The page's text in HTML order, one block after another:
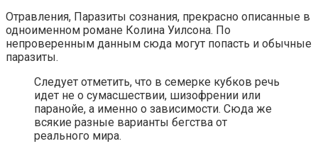
Отравления, Паразиты сознания, прекрасно описанные в
одноименном романе Колина Уилсона. По
непроверенным данным сюда могут попасть и обычные
паразиты.
Следует отметить, что в семерке кубков речь
идет не о сумасшествии, шизофрении или
паранойе, а именно о зависимости. Сюда же
всякие разные варианты бегства от
реального мира.